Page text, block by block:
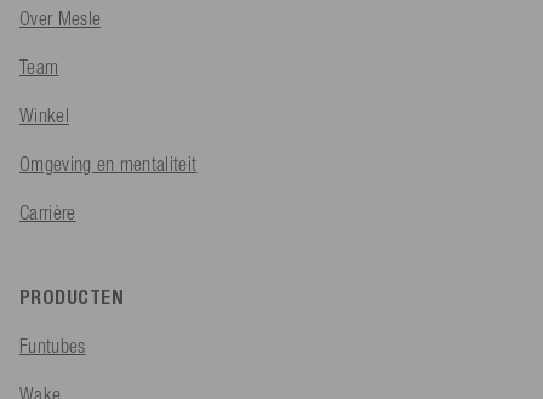
Over Mesle
Team
Winkel
Omgeving en mentaliteit
Carrière
PRODUCTEN
Funtubes
Wake